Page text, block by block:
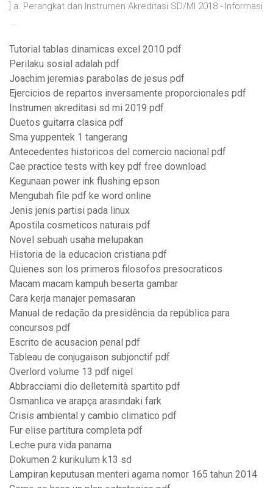
] a. Perangkat dan Instrumen Akreditasi SD/MI 2018 - Informasi
...
Tutorial tablas dinamicas excel 2010 pdf
Perilaku sosial adalah pdf
Joachim jeremias parabolas de jesus pdf
Ejercicios de repartos inversamente proporcionales pdf
Instrumen akreditasi sd mi 2019 pdf
Duetos guitarra clasica pdf
Sma yuppentek 1 tangerang
Antecedentes historicos del comercio nacional pdf
Cae practice tests with key pdf free download
Kegunaan power ink flushing epson
Mengubah file pdf ke word online
Jenis jenis partisi pada linux
Apostila cosmeticos naturais pdf
Novel sebuah usaha melupakan
Historia de la educacion cristiana pdf
Quienes son los primeros filosofos presocraticos
Macam macam kampuh beserta gambar
Cara kerja manajer pemasaran
Manual de redação da presidência da república para
concursos pdf
Escrito de acusacion penal pdf
Tableau de conjugaison subjonctif pdf
Overlord volume 13 pdf nigel
Abbracciami dio delleternità spartito pdf
Osmanlıca ve arapça arasındaki fark
Crisis ambiental y cambio climatico pdf
Fur elise partitura completa pdf
Leche pura vida panama
Dokumen 2 kurikulum k13 sd
Lampiran keputusan menteri agama nomor 165 tahun 2014